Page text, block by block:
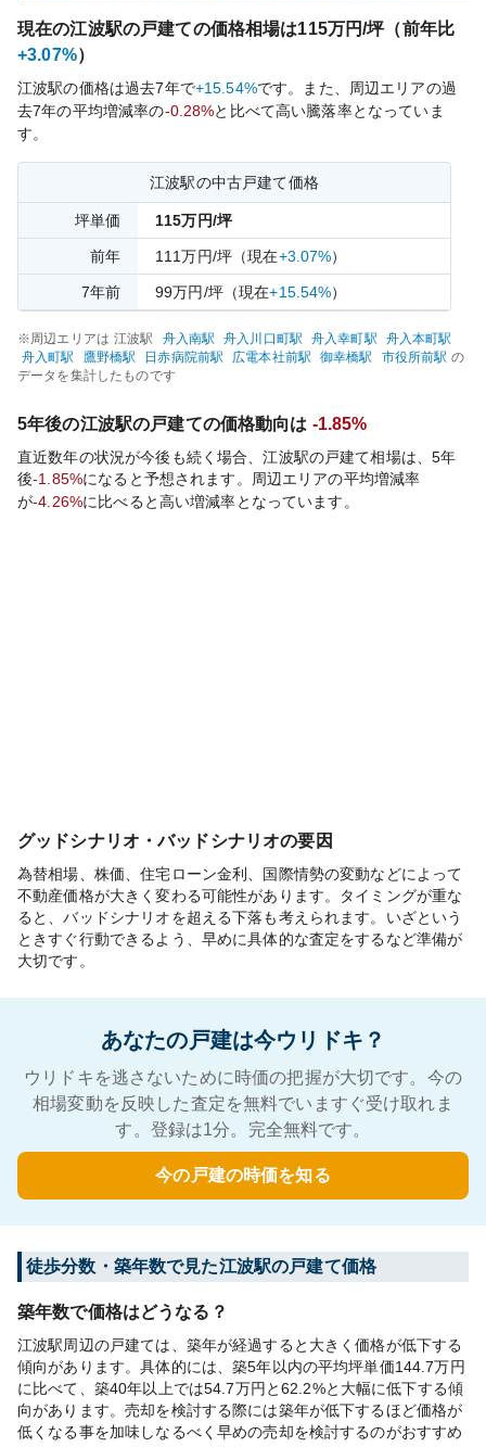
現在の江波駅の戸建ての価格相場は115万円/坪（前年比
+3.07%）
江波駅の価格は過去7年で+15.54%です。
また、周辺エリアの過
去7年の平均増減率の-0.28%と比べて高い騰落率となっていま
す。
江波駅の中古戸建て価格
坪単価 115万円/坪
前年 111万円/坪 （現在+3.07%）
7年前 99万円/坪（現在+15.54%）
※周辺エリアは 江波駅 舟入南駅 舟入川口町駅 舟入幸町駅 舟入本町駅
舟入町駅 鷹野橋駅 日赤病院前駅 広電本社前駅 御幸橋駅 市役所前駅 の
データを集計したものです
5年後の江波駅の戸建ての価格動向は -1.85%
直近数年の状況が今後も続く場合、江波駅の戸建て相場は、5年
後-1.85%になると予想されます。周辺エリアの平均増減率
が-4.26%に比べると高い増減率となっています。
グッドシナリオ・バッドシナリオの要因
為替相場、株価、住宅ローン金利、国際情勢の変動などによって
不動産価格が大きく変わる可能性があります。タイミングが重な
ると、バッドシナリオを超える下落も考えられます。いざという
ときすぐ行動できるよう、早めに具体的な査定をするなど準備が
大切です。
あなたの戸建は今ウリドキ？
ウリドキを逃さないために時価の把握が大切です。今の
相場変動を反映した査定を無料でいますぐ受け取れま
す。登録は1分。完全無料です。
今の戸建の時価を知る
徒歩分数・築年数で見た江波駅の戸建て価格
築年数で価格はどうなる？
江波駅周辺の戸建ては、築年が経過すると大きく価格が低下する
傾向があります。具体的には、築5年以内の平均坪単価144.7万円
に比べて、築40年以上では54.7万円と62.2%と大幅に低下する傾
向があります。売却を検討する際には築年が低下するほど価格が
低くなる事を加味しなるべく早めの売却を検討するのがおすすめ